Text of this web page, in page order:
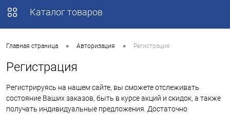
Каталог товаров
Главная страница • Авторизация • Регистрация
Регистрация
Регистрируясь на нашем сайте, вы сможете отслеживать
состояние Ваших заказов, быть в курсе акций и скидок, а также
получать индивидуальные предложения. Достаточно